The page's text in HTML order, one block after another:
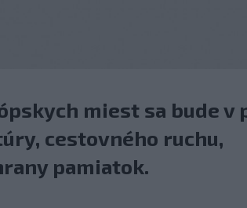
miest sa bude v
cestovného ruchu,
pamiatok.